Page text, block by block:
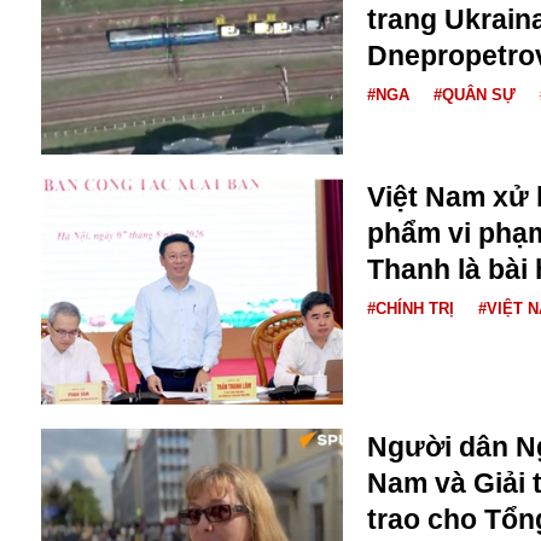
Diego Maradona
Di cư
Dòng chảy phương Bắc 1
Dải Gaza
Facebook
FED
Fansipan
F0
FLC
Gương sáng
Golf
Giáng sinh
GDP
trang
#NGA #QUÂN SỰ
Việt Nam xử
phẩm vi
Thanh là bài
#CHÍNH TRỊ #VIỆT
Người dân
Nam và Giải
trao cho